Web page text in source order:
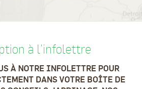
à l'infolettre
À NOTRE INFOLETTRE POUR
DANS VOTRE BOÎTE DE